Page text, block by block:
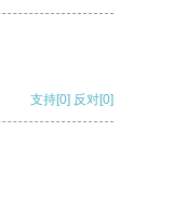
支持[0] 反对[0]